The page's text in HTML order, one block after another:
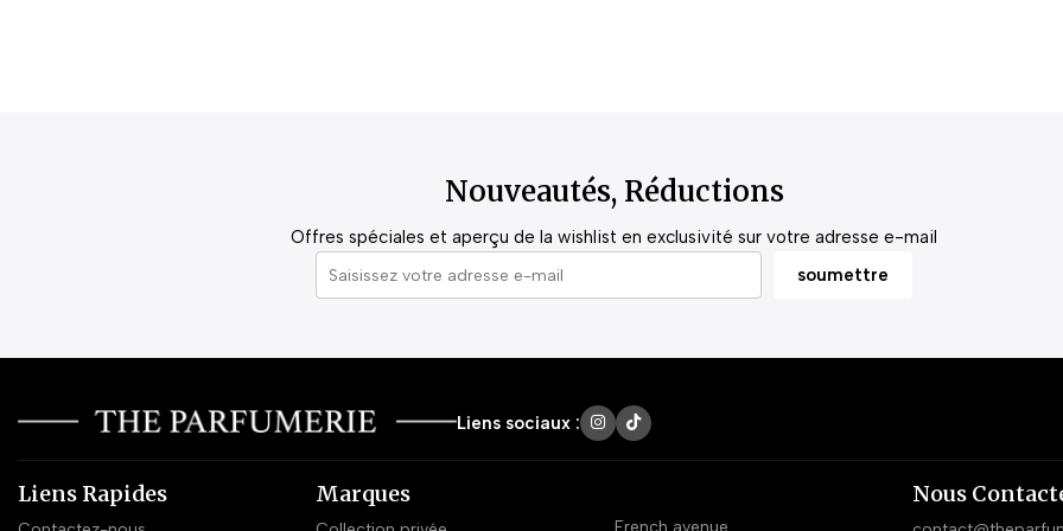
Nouveautés, Réductions
Offres spéciales et aperçu de la wishlist en exclusivité sur votre adresse e-mail
Liens sociaux :
Liens Rapides Marques Nous